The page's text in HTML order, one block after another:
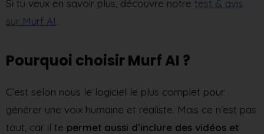
Si tu veux en savoir plus, découvre notre test & avis
sur Murf AI.
Pourquoi choisir Murf AI ?
C’est selon nous le logiciel le plus complet pour
générer une voix humaine et réaliste. Mais ce n’est pas
tout, car il te permet aussi d’inclure des vidéos et